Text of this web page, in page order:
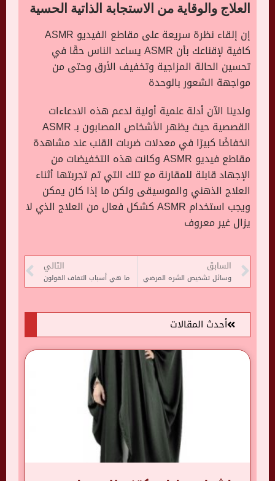
العلاج والوقاية من الاستجابة الذاتية الحسية
إن إلقاء نظرة سريعة على مقاطع الفيديو ASMR
كافية لإقناعك بأن ASMR يساعد الناس حقًا في
تحسين الحالة المزاجية وتخفيف الأرق وحتى من
مواجهة الشعور بالوحدة
ولدينا الآن أدلة علمية أولية لدعم هذه الادعاءات
القصصية حيث يظهر الأشخاص المصابون بـ ASMR
انخفاضًا كبيرًا في معدلات ضربات القلب عند مشاهدة
مقاطع فيديو ASMR وكانت هذه التخفيضات من
الإجهاد قابلة للمقارنة مع تلك التي تم تجربتها أثناء
العلاج الذهني والموسيقى ولكن ما إذا كان يمكن
ويجب استخدام ASMR كشكل فعال من العلاج الذي لا
يزال غير معروف
السابق
وسائل تشخيص الشره المرضي
التالي
ما هي أسباب التفاف القولون
أحدث المقالات